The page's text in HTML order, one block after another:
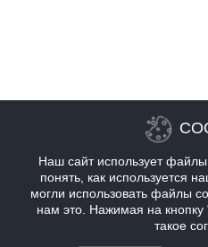
Наш сайт использует
понять, как используется
могли использовать файлы
нам это. Нажимая на
такое